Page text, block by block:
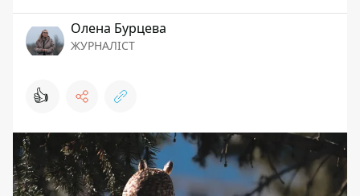
Олена Бурцева
ЖУРНАЛІСТ
👍